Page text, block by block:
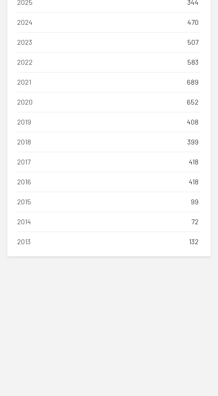
2025 344
2024 470
2023 507
2022 583
2021 689
2020 652
2019 408
2018 399
2017 418
2016 418
2015 99
2014 72
2013 132